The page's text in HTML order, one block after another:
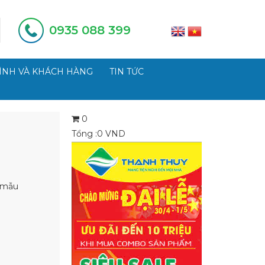
0935 088 399
VÀ KHÁCH HÀNG TIN TỨC
0
Tổng :0 VND